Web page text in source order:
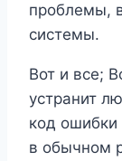
проблемы,
системы.
Вот и все;
устранит
код ошибки
в обычном